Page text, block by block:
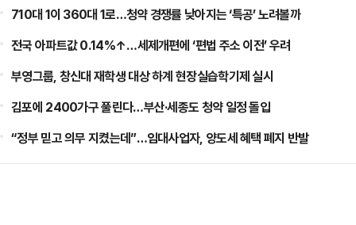
710대 1이 360대 1로…청약 경쟁률 낮아지는 ‘특공’ 노려볼까
전국 아파트값 0.14%↑…세제개편에 ‘편법 주소 이전’ 우려
부영그룹, 창신대 재학생 대상 하계 현장실습학기제 실시
김포에 2400가구 풀린다…부산·세종도 청약 일정 돌입
“정부 믿고 의무 지켰는데”…임대사업자, 양도세 혜택 폐지 반발